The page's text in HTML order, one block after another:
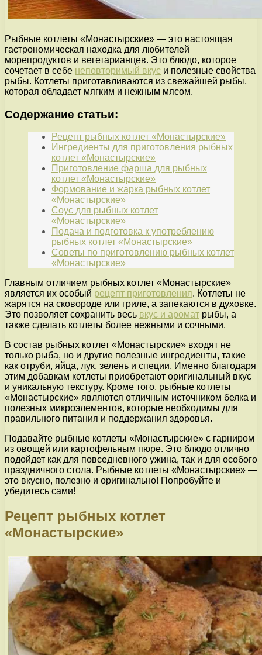
Рыбные котлеты «Монастырские» — это настоящая
гастрономическая находка для любителей
морепродуктов и вегетарианцев. Это блюдо, которое
сочетает в себе неповторимый вкус и полезные свойства
рыбы. Котлеты приготавливаются из свежайшей рыбы,
которая обладает мягким и нежным мясом.
Содержание статьи:
Рецепт рыбных котлет «Монастырские»
Ингредиенты для приготовления рыбных
котлет «Монастырские»
Приготовление фарша для рыбных
котлет «Монастырские»
Формование и жарка рыбных котлет
«Монастырские»
Соус для рыбных котлет
«Монастырские»
Подача и подготовка к употреблению
рыбных котлет «Монастырские»
Советы по приготовлению рыбных котлет
«Монастырские»
Главным отличием рыбных котлет «Монастырские»
является их особый рецепт приготовления. Котлеты не
жарятся на сковороде или гриле, а запекаются в духовке.
Это позволяет сохранить весь вкус и аромат рыбы, а
также сделать котлеты более нежными и сочными.
В состав рыбных котлет «Монастырские» входят не
только рыба, но и другие полезные ингредиенты, такие
как отруби, яйца, лук, зелень и специи. Именно благодаря
этим добавкам котлеты приобретают оригинальный вкус
и уникальную текстуру. Кроме того, рыбные котлеты
«Монастырские» являются отличным источником белка и
полезных микроэлементов, которые необходимы для
правильного питания и поддержания здоровья.
Подавайте рыбные котлеты «Монастырские» с гарниром
из овощей или картофельным пюре. Это блюдо отлично
подойдет как для повседневного ужина, так и для особого
праздничного стола. Рыбные котлеты «Монастырские» —
это вкусно, полезно и оригинально! Попробуйте и
убедитесь сами!
Рецепт рыбных котлет
«Монастырские»